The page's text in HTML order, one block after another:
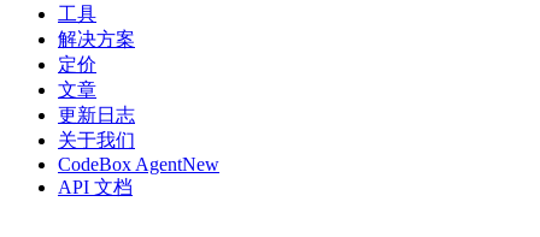
工具
解决方案
定价
文章
更新日志
关于我们
CodeBox AgentNew
API 文档